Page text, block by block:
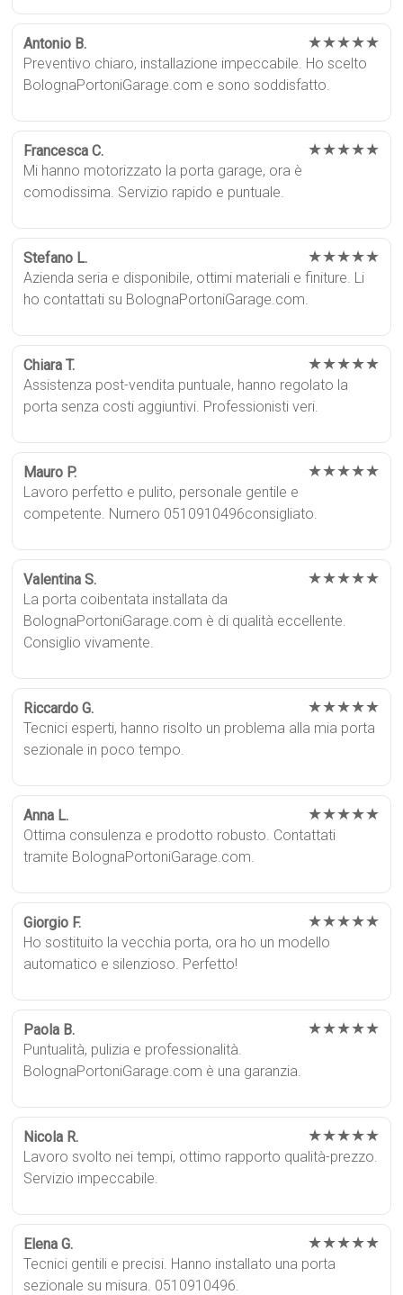
Antonio B. ★★★★★
Preventivo chiaro, installazione impeccabile. Ho scelto
BolognaPortoniGarage.com e sono soddisfatto.
Francesca C. ★★★★★
Mi hanno motorizzato la porta garage, ora è
comodissima. Servizio rapido e puntuale.
Stefano L. ★★★★★
Azienda seria e disponibile, ottimi materiali e finiture. Li
ho contattati su BolognaPortoniGarage.com.
Chiara T. ★★★★★
Assistenza post-vendita puntuale, hanno regolato la
porta senza costi aggiuntivi. Professionisti veri.
Mauro P. ★★★★★
Lavoro perfetto e pulito, personale gentile e
competente. Numero 0510910496consigliato.
Valentina S. ★★★★★
La porta coibentata installata da
BolognaPortoniGarage.com è di qualità eccellente.
Consiglio vivamente.
Riccardo G. ★★★★★
Tecnici esperti, hanno risolto un problema alla mia porta
sezionale in poco tempo.
Anna L. ★★★★★
Ottima consulenza e prodotto robusto. Contattati
tramite BolognaPortoniGarage.com.
Giorgio F. ★★★★★
Ho sostituito la vecchia porta, ora ho un modello
automatico e silenzioso. Perfetto!
Paola B. ★★★★★
Puntualità, pulizia e professionalità.
BolognaPortoniGarage.com è una garanzia.
Nicola R. ★★★★★
Lavoro svolto nei tempi, ottimo rapporto qualità-prezzo.
Servizio impeccabile.
Elena G. ★★★★★
Tecnici gentili e precisi. Hanno installato una porta
sezionale su misura. 0510910496.